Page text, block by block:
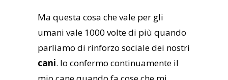
Ma questa cosa che vale per gli
umani vale 1000 volte di più quando
parliamo di rinforzo sociale dei nostri
cani. Io confermo continuamente il